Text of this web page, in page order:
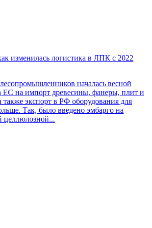
изменилась логистика в ЛПК с 2022
началась весной
ЕС на импорт древесины, фанеры, плит и
также экспорт в РФ оборудования для
Так, было введено эмбарго на
целлюлозной...